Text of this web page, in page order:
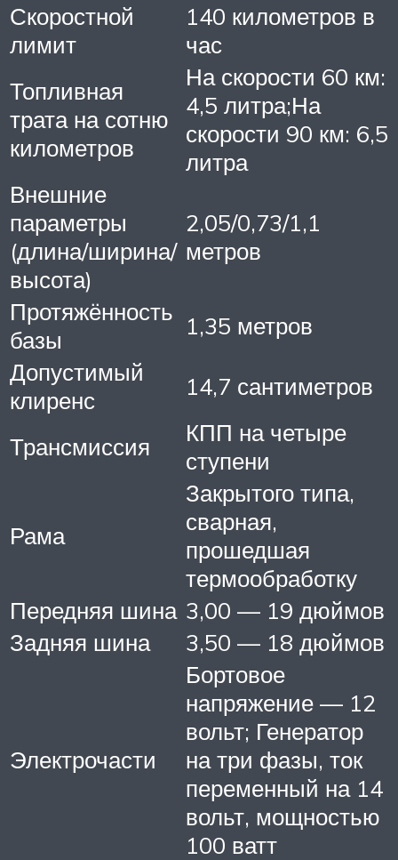
Скоростной
лимит
140 километров в
час
Топливная
трата на сотню
километров
На скорости 60 км:
4,5 литра;На
скорости 90 км: 6,5
литра
Внешние
параметры
(длина/ширина/
высота)
2,05/0,73/1,1
метров
Протяжённость
базы
1,35 метров
Допустимый
клиренс
14,7 сантиметров
Трансмиссия
КПП на четыре
ступени
Рама
Закрытого типа,
сварная,
прошедшая
термообработку
Передняя шина 3,00 — 19 дюймов
Задняя шина
3,50 — 18 дюймов
Электрочасти
Бортовое
напряжение — 12
вольт; Генератор
на три фазы, ток
переменный на 14
вольт, мощностью
100 ватт